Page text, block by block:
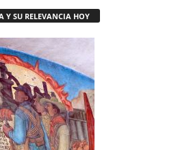
Y SU RELEVANCIA HOY